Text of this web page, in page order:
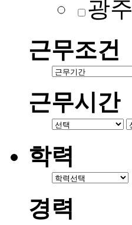
광주
근무조건
근무시간
학력
경력